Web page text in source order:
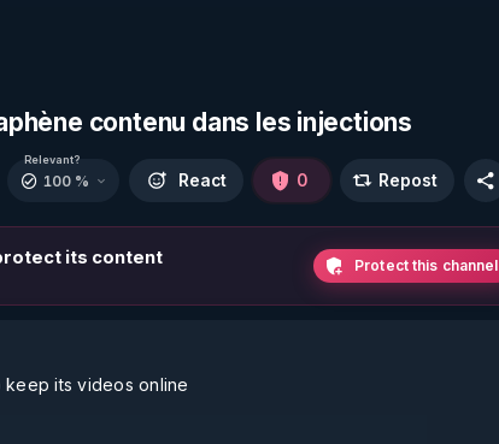
contenu dans les injections
Relevant?
100 % React 0 Repost
its content Protect this channel
its videos online